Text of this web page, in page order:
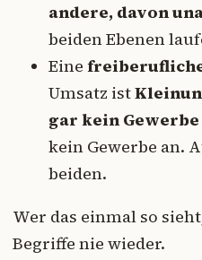
andere, davon
beiden Ebenen
Eine
Umsatz ist
gar kein Gewerbe
kein Gewerbe an.
beiden.
Wer das einmal so
Begriffe nie wieder.